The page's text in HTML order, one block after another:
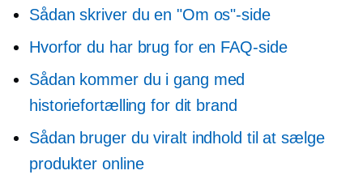
Sådan skriver du en "Om os"-side
Hvorfor du har brug for en FAQ-side
Sådan kommer du i gang med
historiefortælling for dit brand
Sådan bruger du viralt indhold til at sælge
produkter online